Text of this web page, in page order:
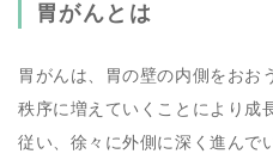
胃がんとは
胃がんは、胃の壁の内側をおお
秩序に増えていくことにより成
従い、徐々に外側に深く進んで